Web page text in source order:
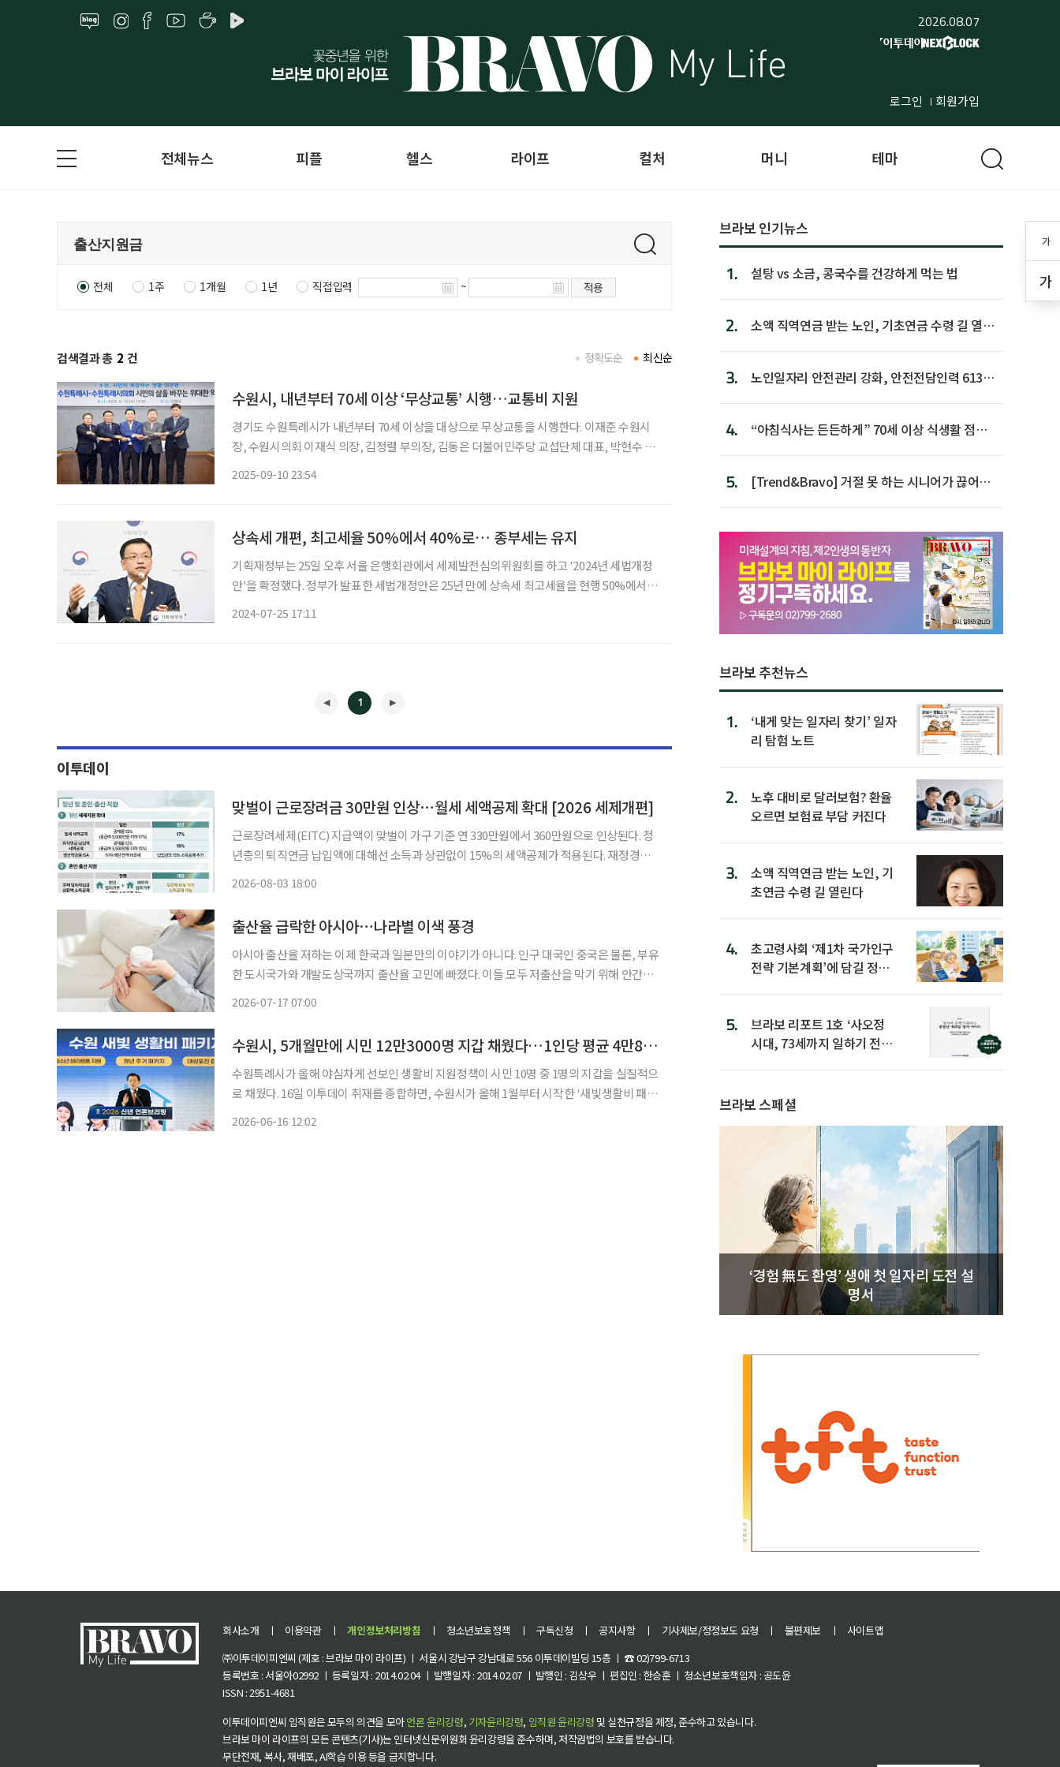
2026.08.07
로그인 회원가입
가
가
전체뉴스 피플 헬스 라이프 컬처 머니 테마
전체 1주 1개월 1년 직접입력 ~ 적용
검색결과 총 2 건 최신순
정확도순
수원시, 내년부터 70세 이상 ‘무상교통’ 시행…교통비 지원
경기도 수원특례시가 내년부터 70세 이상을 대상으로 무상교통을 시행한다. 이재준 수원시
장, 수원시의회 이재식 의장, 김정렬 부의장, 김동은 더불어민주당 교섭단체 대표, 박현수 국
2025-09-10 23:54
상속세 개편, 최고세율 50%에서 40%로… 종부세는 유지
기획재정부는 25일 오후 서울 은행회관에서 세제발전심의위원회를 하고 '2024년 세법개정
안'을 확정했다. 정부가 발표한 세법개정안은 25년 만에 상속세 최고세율을 현행 50%에서
2024-07-25 17:11
1
이투데이
맞벌이 근로장려금 30만원 인상⋯월세 세액공제 확대 [2026 세제개편]
근로장려세제(EITC) 지급액이 맞벌이 가구 기준 연 330만원에서 360만원으로 인상된다. 청
년층의 퇴직연금 납입액에 대해선 소득과 상관없이 15%의 세액공제가 적용된다. 재정경제
2026-08-03 18:00
출산율 급락한 아시아⋯나라별 이색 풍경
아시아 출산율 저하는 이제 한국과 일본만의 이야기가 아니다. 인구 대국인 중국은 물론, 부유
한 도시국가와 개발도상국까지 출산율 고민에 빠졌다. 이들 모두 저출산을 막기 위해 안간힘
2026-07-17 07:00
수원시, 5개월만에 시민 12만3000명 지갑 채웠다…1인당 평균 4만8000원 돌려받아
수원특례시가 올해 야심차게 선보인 생활비 지원정책이 시민 10명 중 1명의 지갑을 실질적으
로 채웠다. 16일 이투데이 취재를 종합하면, 수원시가 올해 1월부터 시작한 '새빛생활비 패키
2026-06-16 12:02
브라보 인기뉴스
1. 설탕 vs 소금, 콩국수를 건강하게 먹는 법
2.
소액 직역연금 받는 노인, 기초연금 수령 길 열린
3.
노인일자리 안전관리 강화, 안전전담인력 613명
4.
“아침식사는 든든하게” 70세 이상 식생활 점수
5.
[Trend&Bravo] 거절 못 하는 시니어가 끊어야
브라보 추천뉴스
1.
‘내게 맞는 일자리 찾기’ 일자
리 탐험 노트
2.
노후 대비로 달러보험? 환율
오르면 보험료 부담 커진다
3.
소액 직역연금 받는 노인, 기
초연금 수령 길 열린다
4.
초고령사회 ‘제1차 국가인구
전략 기본계획’에 담길 정책
5.
브라보 리포트 1호 ‘사오정
시대, 73세까지 일하기 전략’
브라보 스페셜
‘경험 無도 환영’ 생애 첫 일자리 도전 설
명서
회사소개 ㅣ 이용약관 ㅣ 개인정보처리방침 ㅣ 청소년보호정책 ㅣ 구독신청 ㅣ 공지사항 ㅣ 기사제보/정정보도 요청 ㅣ 불편제보 ㅣ
사이트맵
㈜이투데이피엔씨 (제호 : 브라보 마이 라이프) ㅣ 서울시 강남구 강남대로 556 이투데이빌딩 15층 ㅣ ☎ 02)799-6713
등록번호 : 서울아02992 ㅣ 등록일자 : 2014.02.04 ㅣ 발행일자 : 2014.02.07 ㅣ 발행인 : 김상우 ㅣ 편집인 : 한승훈 ㅣ 청소년보호책임자 : 공도윤
ISSN : 2951-4681
이투데이피엔씨 임직원은 모두의 의견을 모아언론 윤리강령, 기자윤리강령, 임직원 윤리강령 및 실천규정을 제정, 준수하고 있습니다.
브라보 마이 라이프의 모든 콘텐츠(기사)는 인터넷신문위원회 윤리강령을 준수하며, 저작권법의 보호를 받습니다.
무단전재, 복사, 재배포, AI학습 이용 등을 금지합니다.